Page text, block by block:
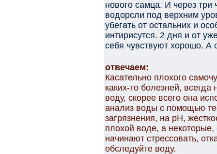
нового самца. И через три
водорсли под верхним
убегать от остальних и
интирисутся. 2 дня и от
себя чувствуют хорошо. А
отвечаем:
Касательно плохого
каких-то болезней,
воду, скорее всего она
анализ воды с помощью
загрязнения, на рН,
плохой воде, а
начинают стрессовать,
обследуйте воду.